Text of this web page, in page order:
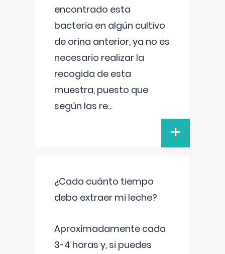
encontrado esta
bacteria en algún cultivo
de orina anterior, ya no es
necesario realizar la
recogida de esta
muestra, puesto que
según las re...
+
¿Cada cuánto tiempo
debo extraer mi leche?
Aproximadamente cada
3-4 horas y, si puedes